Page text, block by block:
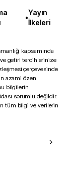
•
Yayın
İlkeleri
kapsamında
getiri tercihlerinize
çerçevesinde
azami özen
bilgilerin
sorumlu değildir.
tüm bilgi ve verilerin